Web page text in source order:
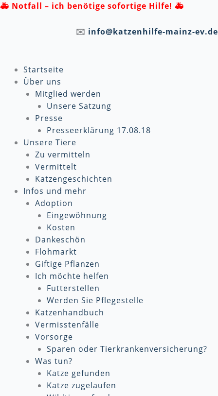
Zum
🚑 Notfall – ich benötige sofortige Hilfe! 🚑
✉️ info@katzenhilfe-mainz-ev.de
Startseite
Über uns
Mitglied werden
Unsere Satzung
Presse
Presseerklärung 17.08.18
Unsere Tiere
Zu vermitteln
Vermittelt
Katzengeschichten
Infos und mehr
Adoption
Eingewöhnung
Kosten
Dankeschön
Flohmarkt
Giftige Pflanzen
Ich möchte helfen
Futterstellen
Werden Sie Pflegestelle
Katzenhandbuch
Vermisstenfälle
Vorsorge
Sparen oder Tierkrankenversicherung?
Was tun?
Katze gefunden
Katze zugelaufen